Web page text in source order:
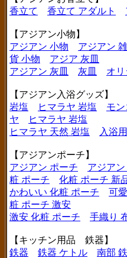
香立て
香立て アダルト
【アジアン小物】
アジアン 小物
アジアン
貨 小物
アジア 灰皿
アジアン 灰皿
灰皿 オリ
【アジアン入浴グッズ】
岩塩
ヒマラヤ 岩塩 モ
ヤ
ヒマラヤ 岩塩
ヒマラヤ 天然 岩塩
入浴
【アジアンポーチ】
アジアン ポーチ
アジア
粧 ポーチ
化粧 ポーチ 新
かわいい 化粧 ポーチ
可
粧 ポーチ 激安
激安 化粧 ポーチ
手織り
【キッチン用品 鉄器】
鉄器
鉄器 ケトル 南部